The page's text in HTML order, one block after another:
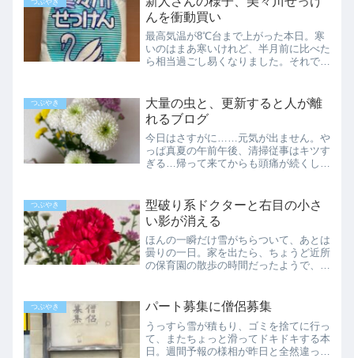
ニターがあり、患部のレン...
んを衝動買い
最高気温が8℃台まで上がった本日。寒
いのはまあ寒いけれど、半月前に比べた
ら相当過ごし易くなりました。それでも
履いていたのは生地がメッシュになって
いる夏物。白のスニーカー...
つぶやき
大量の虫と、更新すると人が離
れるブログ
今日はさすがに……元気が出ません。や
っぱ真夏の午前午後、清掃従事はキツす
ぎる…帰って来てからも頭痛が続くし、
然ですが、今日はやたら虫が多くて閉口
しました。特に午後からの...
つぶやき
型破り系ドクターと右目の小さ
い影が消える
ほんの一瞬だけ雪がちらついて、あとは
曇りの一日。家を出たら、ちょうど近所
の保育園の散歩の時間だったようで、先
れて歩いています。可愛い…可愛いけれ
どキャーキャー騒ぎながら...
つぶやき パート募集に僧侶募集
うっすら雪が積もり、ゴミを捨てに行っ
て、またちょっと滑ってドキドキする本
日。週間予報の様相が昨日と全然違って